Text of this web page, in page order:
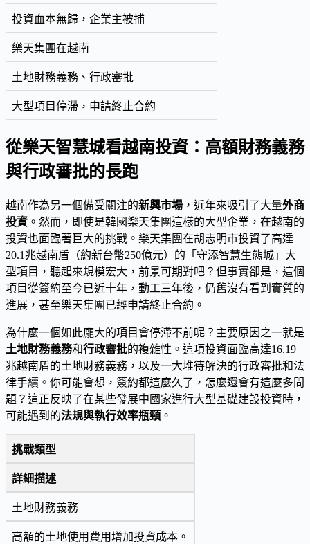
投資血本無歸，企業主被捕
樂天集團在越南
土地財務義務、行政審批
大型項目停滯，申請終止合約
從樂天智慧城看越南投資：高額財務義務
與行政審批的長跑
越南作為另一個備受關注的新興市場 ，近年來吸引了大量外商
投資。然而，即使是韓國樂天集團這樣的大型企業，在越南的
投資也面臨著巨大的挑戰。樂天集團在胡志明市投資了高達
20.1兆越南盾（約新台幣250億元）的「守添智慧生態城」大
型項目，聽起來規模宏大，前景可期對吧？但事實卻是，這個
項目從簽約至今已近十年，動工三年後，仍舊沒有看到實質的
進展，甚至樂天集團已經申請終止合約。
為什麼一個如此龐大的項目會停滯不前呢？主要原因之一就是
土地財務義務和行政審批的複雜性。這項投資面臨高達16.19
兆越南盾的土地財務義務，以及一大堆待解決的行政審批和法
律手續。你可能會想，簽約都這麼久了，怎麼還會有這麼多問
題？這正反映了在某些發展中國家進行大型基礎建設投資時，
可能遇到的法規與執行效率瓶頸 。
挑戰類型
詳細描述
土地財務義務
高額的土地使用費用增加投資成本。